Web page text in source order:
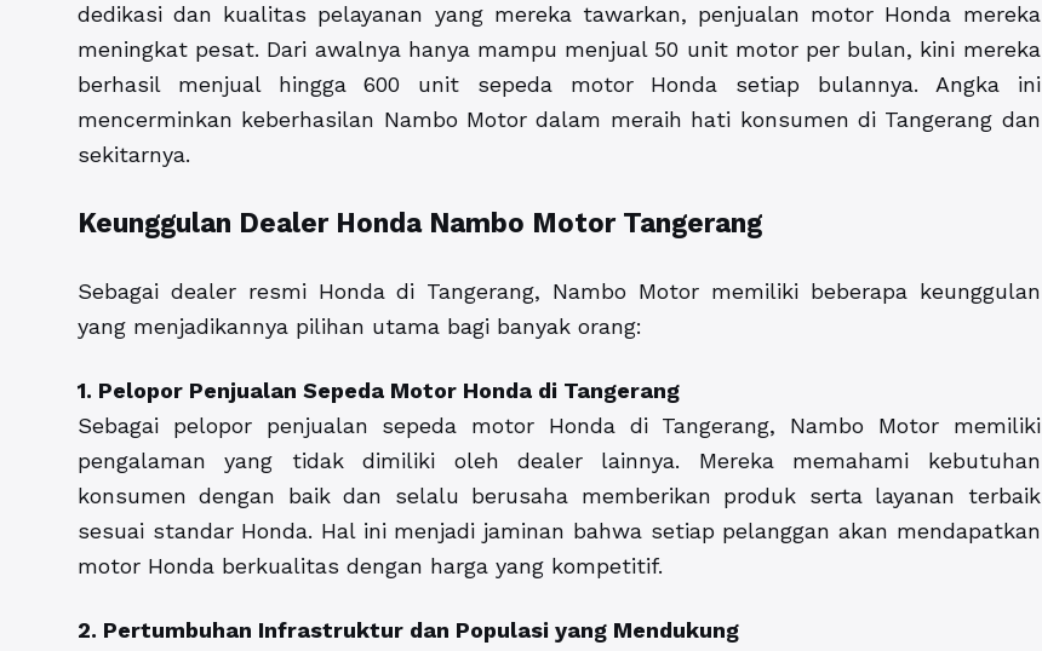
dedikasi dan kualitas pelayanan yang mereka tawarkan, penjualan motor Honda mereka
meningkat pesat. Dari awalnya hanya mampu menjual 50 unit motor per bulan, kini mereka
berhasil menjual hingga 600 unit sepeda motor Honda setiap bulannya. Angka ini
mencerminkan keberhasilan Nambo Motor dalam meraih hati konsumen di Tangerang dan
sekitarnya.
Keunggulan Dealer Honda Nambo Motor Tangerang
Sebagai dealer resmi Honda di Tangerang, Nambo Motor memiliki beberapa keunggulan
yang menjadikannya pilihan utama bagi banyak orang:
1. Pelopor Penjualan Sepeda Motor Honda di Tangerang
Sebagai pelopor penjualan sepeda motor Honda di Tangerang, Nambo Motor memiliki
pengalaman yang tidak dimiliki oleh dealer lainnya. Mereka memahami kebutuhan
konsumen dengan baik dan selalu berusaha memberikan produk serta layanan terbaik
sesuai standar Honda. Hal ini menjadi jaminan bahwa setiap pelanggan akan mendapatkan
motor Honda berkualitas dengan harga yang kompetitif.
2. Pertumbuhan Infrastruktur dan Populasi yang Mendukung